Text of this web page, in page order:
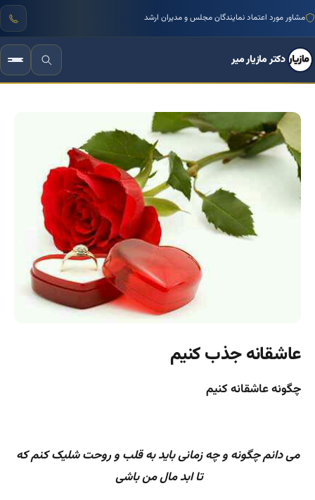
منتور بیش از ۱۰۰۰ کسب‌وکار ایرانی
دکتر مازیار میر
عاشقانه جذب کنیم
چگونه عاشقانه کنیم
می دانم چگونه و چه زمانی باید به قلب و روحت شلیک کنم که
تا ابد مال من باشی